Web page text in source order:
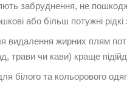
забруднення, не
або більш потужні рідкі
видалення жирних плям
трави чи кави) краще
білого та кольорового